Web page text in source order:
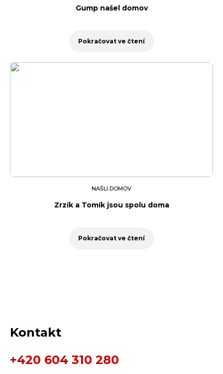
Gump našel domov
Pokračovat ve čtení
NAŠLI DOMOV
Zrzík a Tomík jsou spolu doma
Pokračovat ve čtení
Kontakt
+420 604 310 280